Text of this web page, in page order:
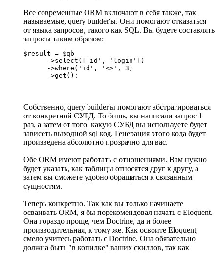
Все современные ORM включают в себя также, так
называемые, query builder'ы. Они помогают отказаться
от языка запросов, такого как SQL. Вы будете составлять
запросы таким образом:
$result = $qb
      ->select(['id', 'login'])
      ->where('id', '<>', 3)
      ->get();
Собственно, query builder'ы помогают абстрагироваться
от конкретной СУБД. То бишь, вы написали запрос 1
раз, а затем от того, какую СУБД вы используете будет
зависеть выходной sql код. Генерация этого кода будет
произведена абсолютно прозрачно для вас.
Обе ORM имеют работать с отношениями. Вам нужно
будет указать, как таблицы относятся друг к другу, а
затем вы сможете удобно обращаться к связанным
сущностям.
Теперь конкретно. Так как вы только начинаете
осваивать ORM, я бы порекомендовал начать с Eloquent.
Она гораздо проще, чем Doctrine, да и более
производительная, к тому же. Как освоите Eloquent,
смело учитесь работать с Doctrine. Она обязательно
должна быть "в копилке" ваших скиллов, так как